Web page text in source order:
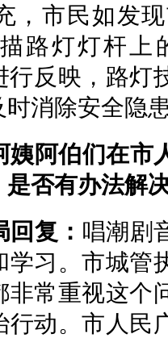
，市民如发
路灯灯杆上
行反映，路灯
消除安全隐
姨阿伯们在市
否有办法解
复： 唱潮剧
学习。市城管
非常重视这个
行动。市人民